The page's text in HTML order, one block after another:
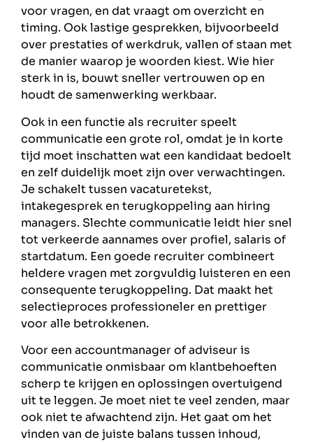
voor vragen, en dat vraagt om overzicht en
timing. Ook lastige gesprekken, bijvoorbeeld
over prestaties of werkdruk, vallen of staan met
de manier waarop je woorden kiest. Wie hier
sterk in is, bouwt sneller vertrouwen op en
houdt de samenwerking werkbaar.
Ook in een functie als recruiter speelt
communicatie een grote rol, omdat je in korte
tijd moet inschatten wat een kandidaat bedoelt
en zelf duidelijk moet zijn over verwachtingen.
Je schakelt tussen vacaturetekst,
intakegesprek en terugkoppeling aan hiring
managers. Slechte communicatie leidt hier snel
tot verkeerde aannames over profiel, salaris of
startdatum. Een goede recruiter combineert
heldere vragen met zorgvuldig luisteren en een
consequente terugkoppeling. Dat maakt het
selectieproces professioneler en prettiger
voor alle betrokkenen.
Voor een accountmanager of adviseur is
communicatie onmisbaar om klantbehoeften
scherp te krijgen en oplossingen overtuigend
uit te leggen. Je moet niet te veel zenden, maar
ook niet te afwachtend zijn. Het gaat om het
vinden van de juiste balans tussen inhoud,